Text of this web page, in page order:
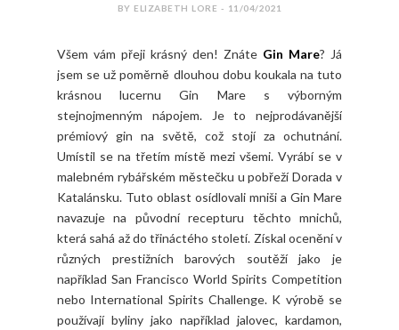
BY ELIZABETH LORE - 11/04/2021
Všem vám přeji krásný den! Znáte Gin Mare? Já
jsem se už poměrně dlouhou dobu koukala na tuto
krásnou lucernu Gin Mare s výborným
stejnojmenným nápojem. Je to nejprodávanější
prémiový gin na světě, což stojí za ochutnání.
Umístil se na třetím místě mezi všemi. Vyrábí se v
malebném rybářském městečku u pobřeží Dorada v
Katalánsku. Tuto oblast osídlovali mniši a Gin Mare
navazuje na původní recepturu těchto mnichů,
která sahá až do třináctého století. Získal ocenění v
různých prestižních barových soutěží jako je
například San Francisco World Spirits Competition
nebo International Spirits Challenge. K výrobě se
používají byliny jako například jalovec, kardamon,